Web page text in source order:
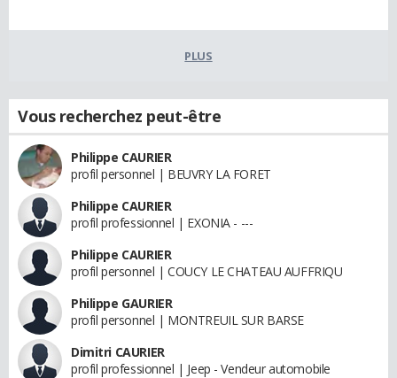
PLUS
Vous recherchez peut-être
Philippe CAURIER
profil personnel | BEUVRY LA FORET
Philippe CAURIER
profil professionnel | EXONIA - ---
Philippe CAURIER
profil personnel | COUCY LE CHATEAU AUFFRIQU
Philippe GAURIER
profil personnel | MONTREUIL SUR BARSE
Dimitri CAURIER
profil professionnel | Jeep - Vendeur automobile